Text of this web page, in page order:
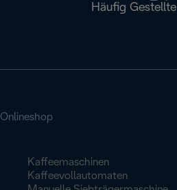
Häufig
Onlineshop
Kaffeemaschinen
Kaffeevollautomaten